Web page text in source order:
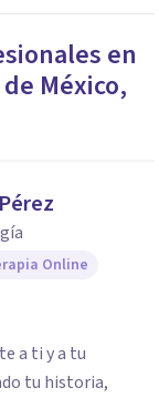
en
México,
Online
a ti y a tu
tu historia,